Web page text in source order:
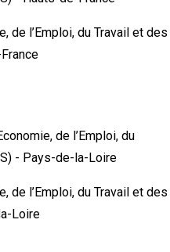
de l’Emploi, du Travail et des
de l’Emploi, du Travail et des
Loire